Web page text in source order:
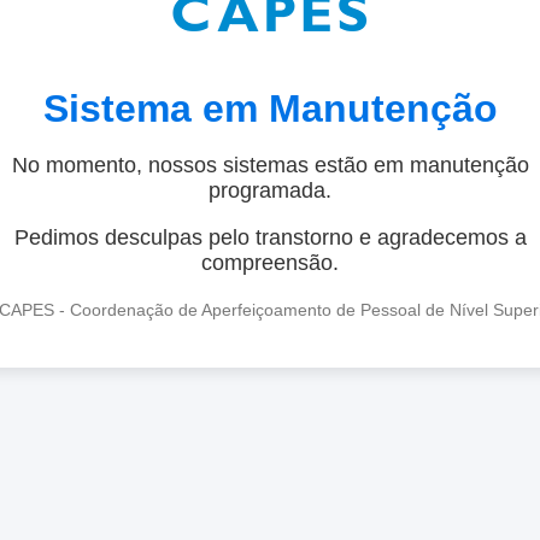
Sistema em Manutenção
No momento, nossos sistemas estão em manutenção
programada.
Pedimos desculpas pelo transtorno e agradecemos a
compreensão.
- Coordenação de Aperfeiçoamento de Pessoal de Nível